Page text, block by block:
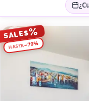
HUÉSPEDES
SALES%
HASTA−79%